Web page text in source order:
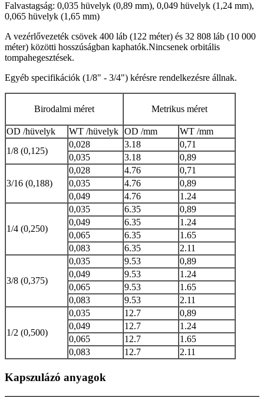
Falvastagság: 0,035 hüvelyk (0,89 mm), 0,049 hüvelyk (1,24 mm),
0,065 hüvelyk (1,65 mm)
A vezérlővezeték csövek 400 láb (122 méter) és 32 808 láb (10 000
méter) közötti hosszúságban kaphatók.Nincsenek orbitális
tompahegesztések.
Egyéb specifikációk (1/8" - 3/4") kérésre rendelkezésre állnak.
Birodalmi méret Metrikus méret
OD /hüvelyk WT /hüvelyk OD /mm WT /mm
1/8 (0,125)
0,028 3.18
0,71
0,035
3.18 0,89
3/16 (0,188)
0,028 4.76
0,71
0,035
4.76
0,89
0,049
4.76 1.24
1/4 (0,250)
0,035 6.35
0,89
0,049
6.35
1.24
0,065
6.35
1.65
0,083
6.35 2.11
3/8 (0,375)
0,035 9.53
0,89
0,049
9.53
1.24
0,065
9.53
1.65
0,083
9.53 2.11
1/2 (0,500)
0,035 12.7
0,89
0,049
12.7
1.24
0,065
12.7
1.65
0,083
12.7 2.11
Kapszulázó anyagok